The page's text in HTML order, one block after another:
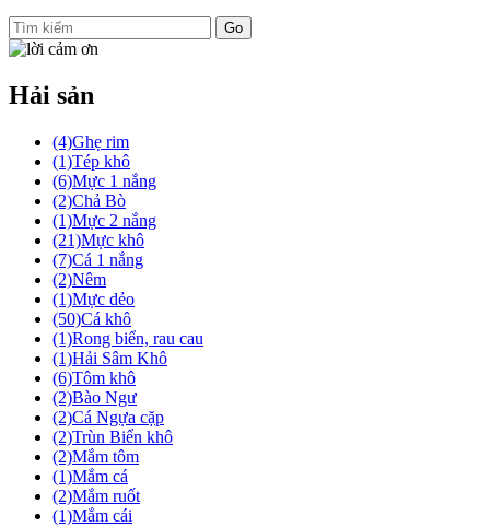
Hải sản
(4)Ghẹ rim
(1)Tép khô
(6)Mực 1 nắng
(2)Chả Bò
(1)Mực 2 nắng
(21)Mực khô
(7)Cá 1 nắng
(2)Nêm
(1)Mực dẻo
(50)Cá khô
(1)Rong biển, rau cau
(1)Hải Sâm Khô
(6)Tôm khô
(2)Bào Ngư
(2)Cá Ngựa cặp
(2)Trùn Biển khô
(2)Mắm tôm
(1)Mắm cá
(2)Mắm ruốt
(1)Mắm cái